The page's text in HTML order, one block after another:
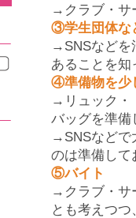
→クラブ・サ
③学生団体な
→ SNSなどを
あることを
④準備物を少
→リュック・
バッグを準備
→ SNSなどで
のは準備して
⑤バイト
→クラブ・サ
とも考えつ